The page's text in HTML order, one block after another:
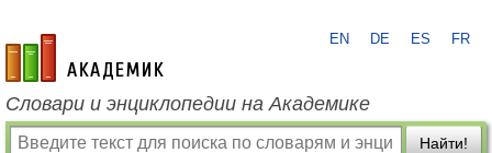
academic.ru
EN DE ES FR
Словари и энциклопедии на Академике
Найти!